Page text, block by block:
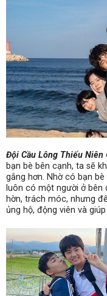
Đội Cầu Lông Thiếu Niên
bạn bè bên cạnh, ta sẽ
gắng hơn. Nhờ có bạn
luôn có một người ở bên
hờn, trách móc, nhưng
ủng hộ, động viên và